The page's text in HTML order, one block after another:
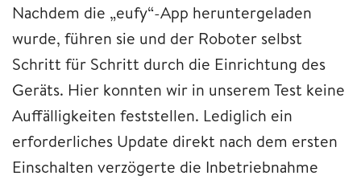
Nachdem die „eufy“-App heruntergeladen
wurde, führen sie und der Roboter selbst
Schritt für Schritt durch die Einrichtung des
Geräts. Hier konnten wir in unserem Test keine
Auffälligkeiten feststellen. Lediglich ein
erforderliches Update direkt nach dem ersten
Einschalten verzögerte die Inbetriebnahme